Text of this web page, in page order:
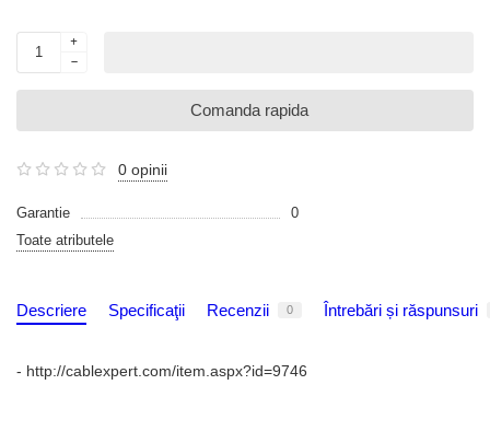
Comanda rapida
0 opinii
Garantie
0
Toate atributele
Descriere Specificaţii Recenzii 0 Întrebări și răspunsuri
- http://cablexpert.com/item.aspx?id=9746